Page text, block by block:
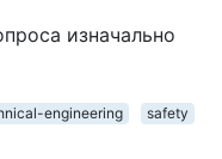
изначально
engineering
safety